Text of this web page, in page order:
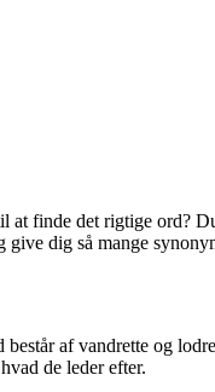
finde det rigtige ord?
dig så mange
af vandrette og
de leder efter.